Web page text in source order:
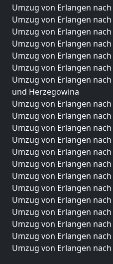
Umzug von Erlangen
Umzug von Erlangen
Umzug von Erlangen
Umzug von Erlangen
Umzug von Erlangen
Umzug von Erlangen
Umzug von Erlangen
und Herzegowina
Umzug von Erlangen
Umzug von Erlangen
Umzug von Erlangen
Umzug von Erlangen
Umzug von Erlangen
Umzug von Erlangen
Umzug von Erlangen
Umzug von Erlangen
Umzug von Erlangen
Umzug von Erlangen
Umzug von Erlangen
Umzug von Erlangen
Umzug von Erlangen